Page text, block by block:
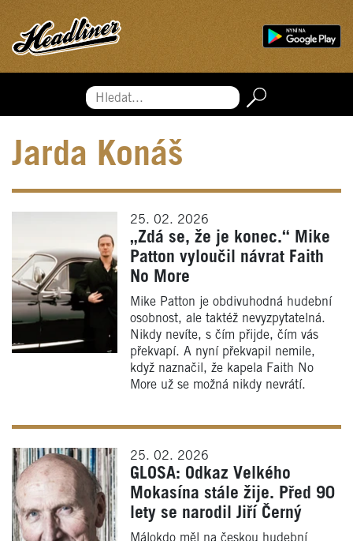
Hledat...
Jarda Konáš
25. 02. 2026
„Zdá se, že je konec.“ Mike
Patton vyloučil návrat Faith
No More
Mike Patton je obdivuhodná hudební
osobnost, ale taktéž nevyzpytatelná.
Nikdy nevíte, s čím přijde, čím vás
překvapí. A nyní překvapil nemile,
když naznačil, že kapela Faith No
More už se možná nikdy nevrátí.
25. 02. 2026
GLOSA: Odkaz Velkého
Mokasína stále žije. Před 90
lety se narodil Jiří Černý
Málokdo měl na českou hudební